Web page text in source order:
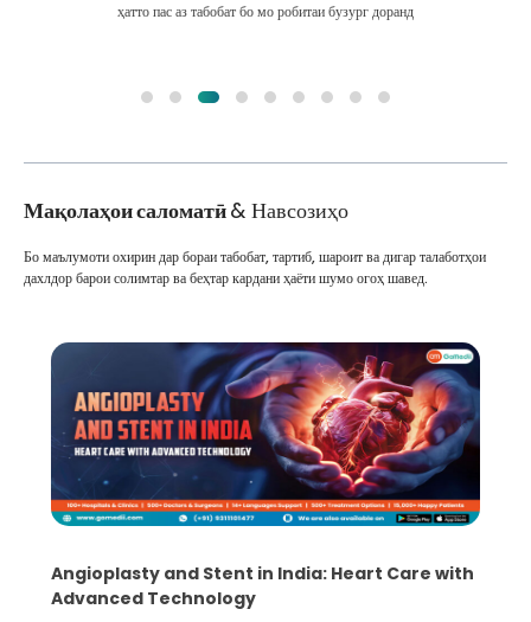
ҳатто пас аз табобат бо мо робитаи бузург доранд
Мақолаҳои саломатӣ& Навсозиҳо
Бо маълумоти охирин дар бораи табобат, тартиб, шароит ва дигар талаботҳои
дахлдор барои солимтар ва беҳтар кардани ҳаёти шумо огоҳ шавед.
with
5 Essential Steps for Effective Human
Collection and Processing Methods